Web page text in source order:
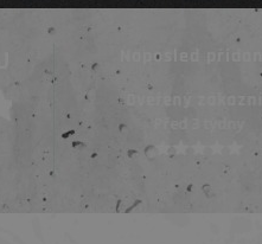
Naposled
Ověřený